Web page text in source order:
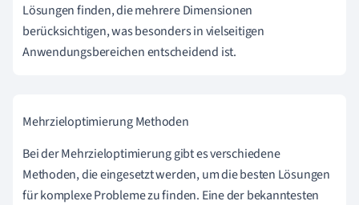
Lösungen finden, die mehrere Dimensionen
berücksichtigen, was besonders in vielseitigen
Anwendungsbereichen entscheidend ist.
Mehrzieloptimierung Methoden
Bei der Mehrzieloptimierung gibt es verschiedene
Methoden, die eingesetzt werden, um die besten Lösungen
für komplexe Probleme zu finden. Eine der bekanntesten